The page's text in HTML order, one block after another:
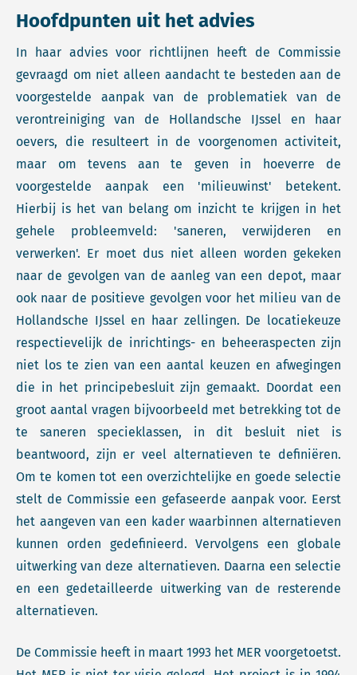
Hoofdpunten uit het advies
In haar advies voor richtlijnen heeft de Commissie
gevraagd om niet alleen aandacht te besteden aan de
voorgestelde aanpak van de problematiek van de
verontreiniging van de Hollandsche IJssel en haar
oevers, die resulteert in de voorgenomen activiteit,
maar om tevens aan te geven in hoeverre de
voorgestelde aanpak een 'milieuwinst' betekent.
Hierbij is het van belang om inzicht te krijgen in het
gehele probleemveld: 'saneren, verwijderen en
verwerken'. Er moet dus niet alleen worden gekeken
naar de gevolgen van de aanleg van een depot, maar
ook naar de positieve gevolgen voor het milieu van de
Hollandsche IJssel en haar zellingen. De locatiekeuze
respectievelijk de inrichtings- en beheeraspecten zijn
niet los te zien van een aantal keuzen en afwegingen
die in het principebesluit zijn gemaakt. Doordat een
groot aantal vragen bijvoorbeeld met betrekking tot de
te saneren specieklassen, in dit besluit niet is
beantwoord, zijn er veel alternatieven te definiëren.
Om te komen tot een overzichtelijke en goede selectie
stelt de Commissie een gefaseerde aanpak voor. Eerst
het aangeven van een kader waarbinnen alternatieven
kunnen orden gedefinieerd. Vervolgens een globale
uitwerking van deze alternatieven. Daarna een selectie
en een gedetailleerde uitwerking van de resterende
alternatieven.
De Commissie heeft in maart 1993 het MER voorgetoetst.